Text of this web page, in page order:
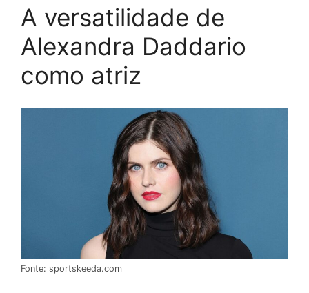
A versatilidade de
Alexandra Daddario
como atriz
Fonte: sportskeeda.com